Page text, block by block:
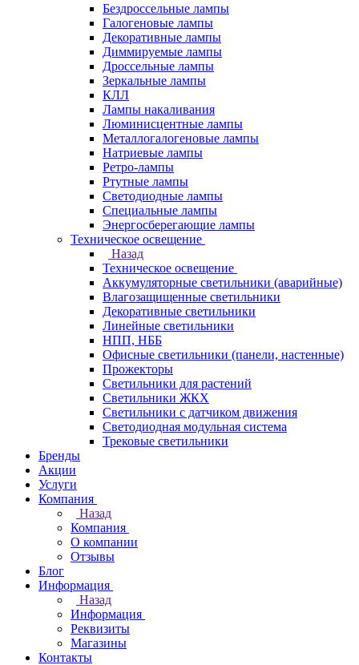
Бездроссельные лампы
Галогеновые лампы
Декоративные лампы
Диммируемые лампы
Дроссельные лампы
Зеркальные лампы
КЛЛ
Лампы накаливания
Люминисцентные лампы
Металлогалогеновые лампы
Натриевые лампы
Ретро-лампы
Ртутные лампы
Светодиодные лампы
Специальные лампы
Энергосберегающие лампы
Техническое освещение
Назад
Техническое освещение
Аккумуляторные светильники (аварийные)
Влагозащищенные светильники
Декоративные светильники
Линейные светильники
НПП, НББ
Офисные светильники (панели, настенные)
Прожекторы
Светильники для растений
Светильники ЖКХ
Светильники с датчиком движения
Светодиодная модульная система
Трековые светильники
Бренды
Акции
Услуги
Компания
Назад
Компания
О компании
Отзывы
Блог
Информация
Назад
Информация
Реквизиты
Магазины
Контакты